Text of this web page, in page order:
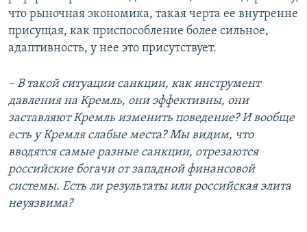
что рыночная экономика, такая черта ее внутренне
присущая, как приспособление более сильное,
адаптивность, у нее это присутствует.
– В такой ситуации санкции, как инструмент
давления на Кремль, они эффективны, они
заставляют Кремль изменить поведение? И вообще
есть у Кремля слабые места? Мы видим, что
вводятся самые разные санкции, отрезаются
российские богачи от западной финансовой
системы. Есть ли результаты или российская элита
неуязвима?